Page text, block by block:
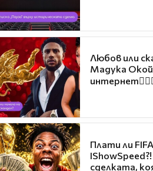
Любов или
Мадука
Плати ли
сделката,